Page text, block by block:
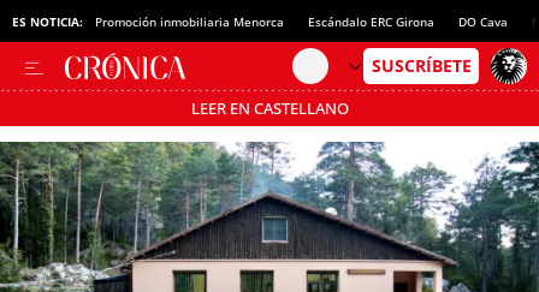
ES NOTICIA: Promoción inmobiliaria Menorca Escándalo ERC Girona DO Cava
LEER EN CASTELLANO
Pásate al MODO AHORRO